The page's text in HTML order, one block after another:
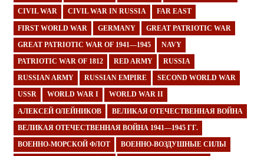
CIVIL WAR CIVIL WAR IN RUSSIA FAR EAST
FIRST WORLD WAR GERMANY GREAT PATRIOTIC WAR
GREAT PATRIOTIC WAR OF 1941—1945 NAVY
PATRIOTIC WAR OF 1812 RED ARMY RUSSIA
RUSSIAN ARMY RUSSIAN EMPIRE SECOND WORLD WAR
USSR WORLD WAR I WORLD WAR II
АЛЕКСЕЙ ОЛЕЙНИКОВ ВЕЛИКАЯ ОТЕЧЕСТВЕННАЯ ВОЙНА
ВЕЛИКАЯ ОТЕЧЕСТВЕННАЯ ВОЙНА 1941—1945 ГГ.
ВОЕННО-МОРСКОЙ ФЛОТ ВОЕННО-ВОЗДУШНЫЕ СИЛЫ